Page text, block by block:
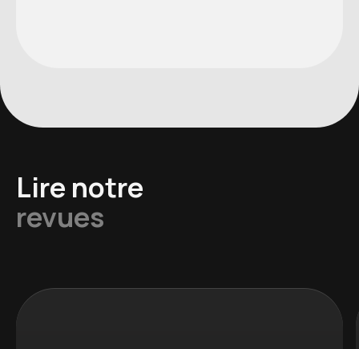
Lire notre
revues